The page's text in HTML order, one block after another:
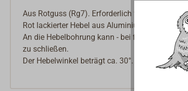
Aus Rotguss (Rg7). Erforderlich für die
Rot lackierter Hebel aus Aluminium, gebohrt.
An die Hebelbohrung kann - bei fest
zu schließen.
Der Hebelwinkel beträgt ca. 30°.